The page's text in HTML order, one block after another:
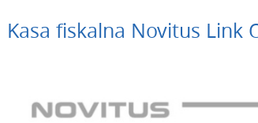
Kasa fiskalna Novitus Link